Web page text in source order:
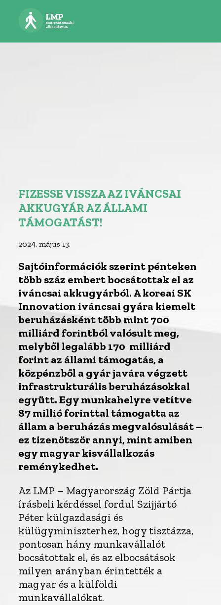
FIZESSE VISSZA AZ IVÁNCSAI
AKKUGYÁR AZ ÁLLAMI
TÁMOGATÁST!
2024. május 13.
Sajtóinformációk szerint pénteken
több száz embert bocsátottak el az
iváncsai akkugyárból. A koreai SK
Innovation iváncsai gyára kiemelt
beruházásként több mint 700
milliárd forintból valósult meg,
melyből legalább 170 milliárd
forint az állami támogatás, a
közpénzből a gyár javára végzett
infrastrukturális beruházásokkal
együtt. Egy munkahelyre vetítve
87 millió forinttal támogatta az
állam a beruházás megvalósulását –
ez tizenötször annyi, mint amiben
egy magyar kisvállalkozás
reménykedhet.
Az LMP – Magyarország Zöld Pártja
írásbeli kérdéssel fordul Szijjártó
Péter külgazdasági és
külügyminiszterhez, hogy tisztázza,
pontosan hány munkavállalót
bocsátottak el, és az elbocsátások
milyen arányban érintették a
magyar és a külföldi
munkavállalókat.